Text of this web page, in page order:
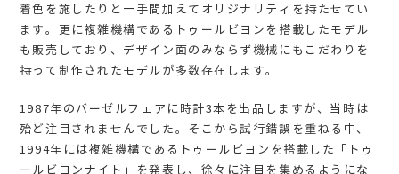
着色を施したりと一手間加えてオリジナリティを持たせてい
ます。更に複雑機構であるトゥールビヨンを搭載したモデル
も販売しており、デザイン面のみならず機械にもこだわりを
持って制作されたモデルが多数存在します。
1987年のバーゼルフェアに時計3本を出品しますが、当時は
殆ど注目されませんでした。そこから試行錯誤を重ねる中、
1994年には複雑機構であるトゥールビヨンを搭載した「トゥ
ールビヨンナイト」を発表し、徐々に注目を集めるようにな